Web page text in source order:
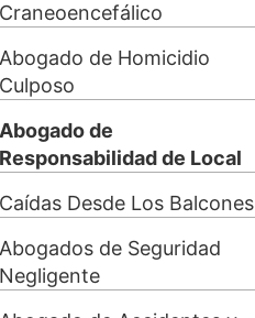
Craneoencefálico
Abogado de Homicidio
Culposo
Abogado de
Responsabilidad de Local
Caídas Desde Los Balcones
Abogados de Seguridad
Negligente